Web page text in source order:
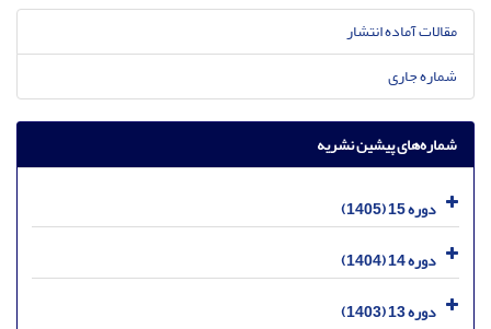
مقالات آماده انتشار
شماره جاری
شماره‌های پیشین نشریه
دوره 15 (1405)
دوره 14 (1404)
دوره 13 (1403)